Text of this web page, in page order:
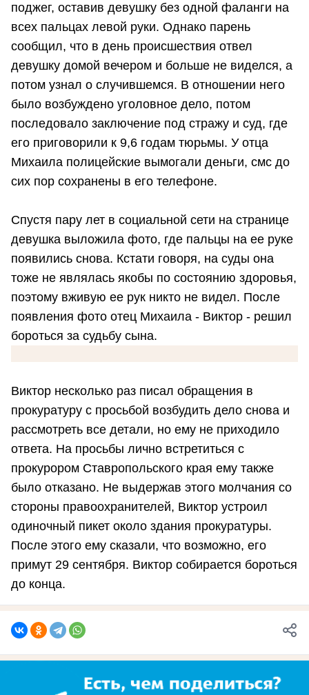
поджег, оставив девушку без одной фаланги на
всех пальцах левой руки. Однако парень
сообщил, что в день происшествия отвел
девушку домой вечером и больше не виделся, а
потом узнал о случившемся. В отношении него
было возбуждено уголовное дело, потом
последовало заключение под стражу и суд, где
его приговорили к 9,6 годам тюрьмы. У отца
Михаила полицейские вымогали деньги, смс до
сих пор сохранены в его телефоне.
Спустя пару лет в социальной сети на странице
девушка выложила фото, где пальцы на ее руке
появились снова. Кстати говоря, на суды она
тоже не являлась якобы по состоянию здоровья,
поэтому вживую ее рук никто не видел. После
появления фото отец Михаила - Виктор - решил
бороться за судьбу сына.
Виктор несколько раз писал обращения в
прокуратуру с просьбой возбудить дело снова и
рассмотреть все детали, но ему не приходило
ответа. На просьбы лично встретиться с
прокурором Ставропольского края ему также
было отказано. Не выдержав этого молчания со
стороны правоохранителей, Виктор устроил
одиночный пикет около здания прокуратуры.
После этого ему сказали, что возможно, его
примут 29 сентября. Виктор собирается бороться
до конца.